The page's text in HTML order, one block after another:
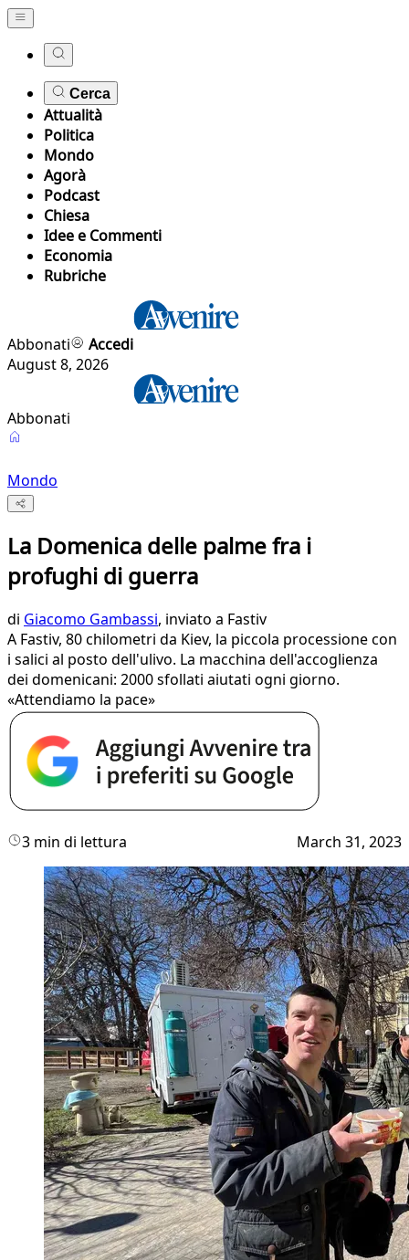
Cerca
Attualità
Politica
Mondo
Agorà
Podcast
Chiesa
Idee e Commenti
Economia
Rubriche
Abbonati
Accedi
August 8, 2026
Abbonati
Mondo
La Domenica delle palme fra i
profughi di guerra
di Giacomo Gambassi, inviato a Fastiv
A Fastiv, 80 chilometri da Kiev, la piccola processione con
i salici al posto dell'ulivo. La macchina dell'accoglienza
dei domenicani: 2000 sfollati aiutati ogni giorno.
«Attendiamo la pace»
3 min di lettura March 31, 2023